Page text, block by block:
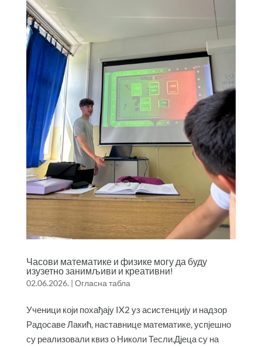
Часови математике и физике могу да буду
изузетно занимљиви и креативни!
02.06.2026. | Огласна табла
Ученици који похађају IX2 уз асистенцију и надзор
Радосаве Лакић, наставнице математике, успјешно
су реализовали квиз о Николи Тесли.Дјеца су на